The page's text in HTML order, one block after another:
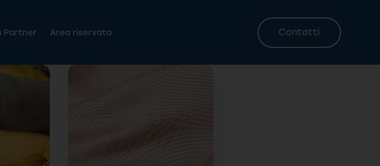
Partner Area riservata Contatti